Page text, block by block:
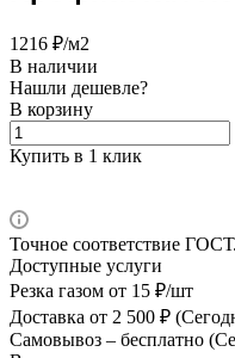
1216 ₽/м2
В наличии
Нашли дешевле?
В корзину
Купить в 1 клик
Точное соответствие ГОСТ.
Доступные услуги
Резка газом от 15 ₽/шт
Доставка от 2 500 ₽
Самовывоз – бесплатно